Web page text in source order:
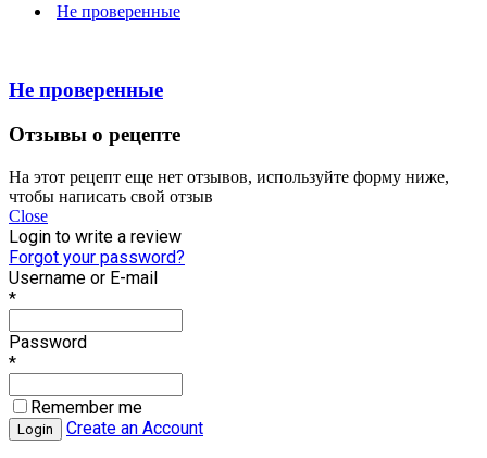
Не проверенные
Не проверенные
Отзывы о рецепте
На этот рецепт еще нет отзывов, используйте форму ниже,
чтобы написать свой отзыв
Close
Login to write a review
Forgot your password?
Username or E-mail
*
Password
*
Remember me
Create an Account